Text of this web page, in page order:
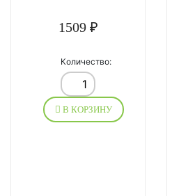
1509 ₽
Количество:
В КОРЗИНУ